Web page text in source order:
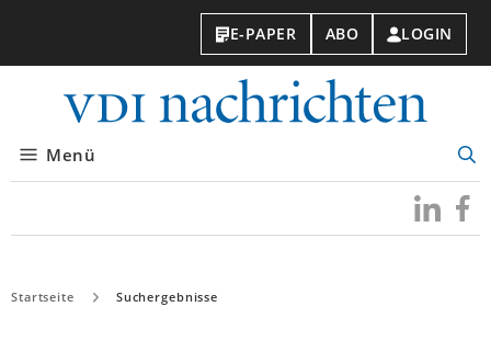
E-PAPER ABO LOGIN
Menü
Besuchen
Sie
Sie
Startseite Suchergebnisse